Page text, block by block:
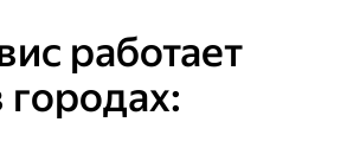
работает
городах: